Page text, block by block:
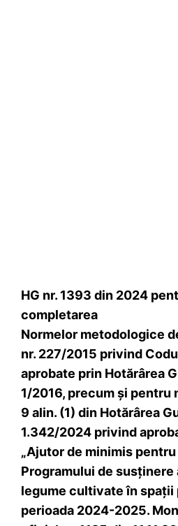
HG nr. 1393 din 2024
completarea
Normelor metodologice
nr. 227/2015 privind
aprobate prin Hotărârea
1/2016, precum şi pentru
9 alin. (1) din Hotărârea
1.342/2024 privind
„Ajutor de minimis
Programului de susţinere
legume cultivate în spaţii
perioada 2024-2025.